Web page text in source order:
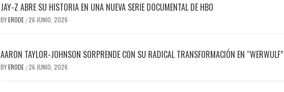
JAY-Z ABRE SU HISTORIA EN UNA NUEVA SERIE DOCUMENTAL DE HBO
BYERODE /26 JUNIO, 2026
AARON TAYLOR-JOHNSON SORPRENDE CON SU RADICAL TRANSFORMACIÓN EN “WERWULF”
BYERODE /26 JUNIO, 2026